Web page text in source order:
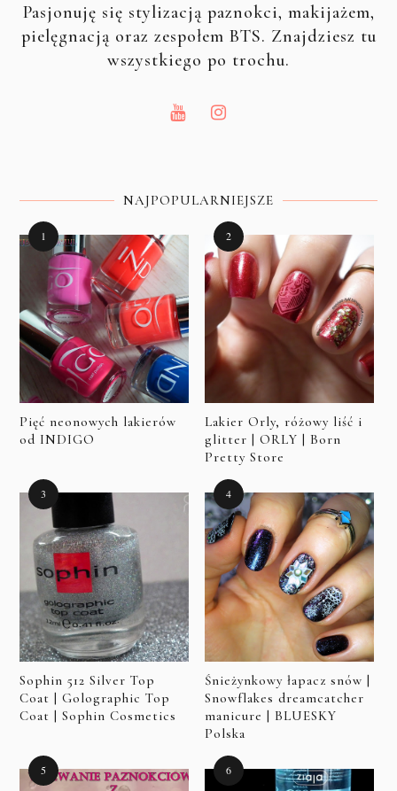
Pasjonuję się stylizacją paznokci, makijażem,
pielęgnacją oraz zespołem BTS. Znajdziesz tu
wszystkiego po trochu.
NAJPOPULARNIEJSZE
Pięć neonowych lakierów
od INDIGO
Lakier Orly, różowy liść i
glitter | ORLY | Born
Pretty Store
Sophin 512 Silver Top
Coat | Golographic Top
Coat | Sophin Cosmetics
Śnieżynkowy łapacz snów |
Snowflakes dreamcatcher
manicure | BLUESKY
Polska